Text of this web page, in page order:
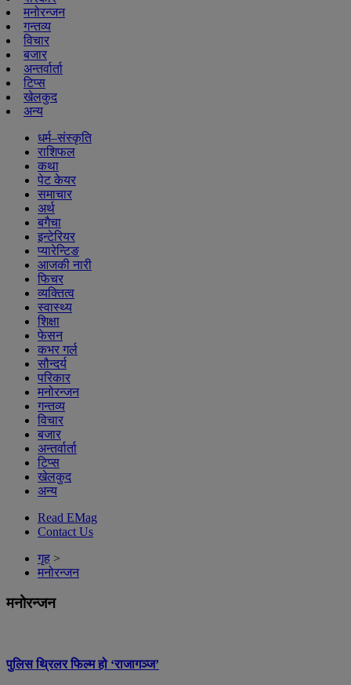
मनोरन्जन
गन्तव्य
विचार
बजार
अन्तर्वार्ता
टिप्स
खेलकुद
अन्य
धर्म–संस्कृति
राशिफल
कथा
पेट केयर
समाचार
अर्थ
बगैचा
इन्टेरियर
प्यारेन्टिङ
आजकी नारी
फिचर
व्यक्तित्व
स्वास्थ्य
शिक्षा
फेसन
कभर गर्ल
सौन्दर्य
परिकार
मनोरन्जन
गन्तव्य
विचार
बजार
अन्तर्वार्ता
टिप्स
खेलकुद
अन्य
Read EMag
Contact Us
गृह >
मनोरन्जन
मनोरन्जन
पुलिस थ्रिलर फिल्म हो ‘राजागञ्ज’